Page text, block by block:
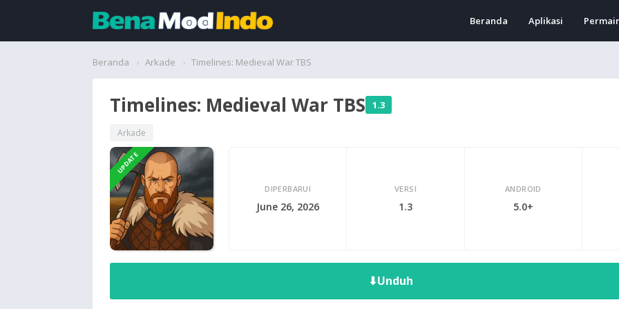
Beranda Aplikasi
Beranda Arkade Timelines: Medieval War TBS
Timelines: Medieval War TBS 1.3
Arkade
UPDATE
DIPERBARUI
June 26, 2026
VERSI
1.3
ANDROID
5.0+
⬇Unduh